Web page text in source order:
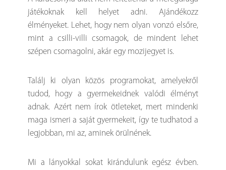
játékoknak kell helyet adni. Ajándékozz
élményeket. Lehet, hogy nem olyan vonzó elsőre,
mint a csilli-villi csomagok, de mindent lehet
szépen csomagolni, akár egy mozijegyet is.
Találj ki olyan közös programokat, amelyekről
tudod, hogy a gyermekeidnek valódi élményt
adnak. Azért nem írok ötleteket, mert mindenki
maga ismeri a saját gyermekeit, így te tudhatod a
legjobban, mi az, aminek örülnének.
Mi a lányokkal sokat kirándulunk egész évben.